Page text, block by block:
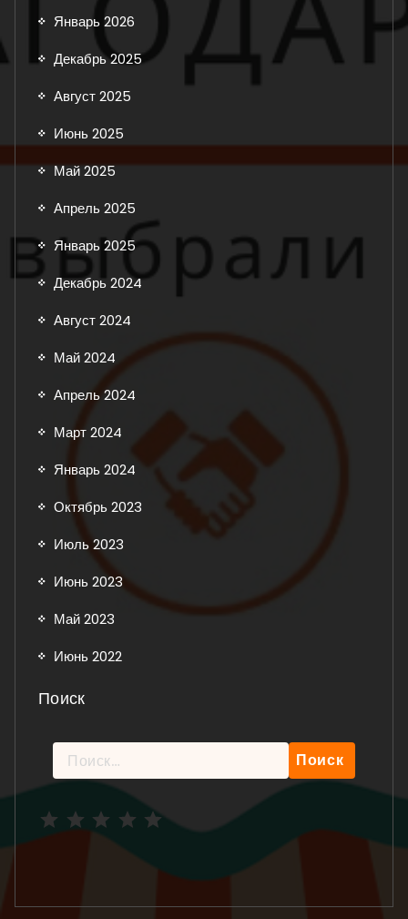
Январь 2026
Декабрь 2025
Август 2025
Июнь 2025
Май 2025
Апрель 2025
Январь 2025
Декабрь 2024
Август 2024
Май 2024
Апрель 2024
Март 2024
Январь 2024
Октябрь 2023
Июль 2023
Июнь 2023
Май 2023
Июнь 2022
Поиск
Найти: